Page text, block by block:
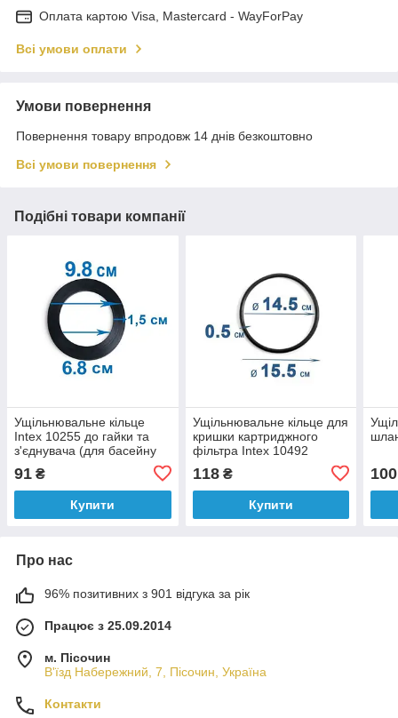
Оплата картою Visa, Mastercard - WayForPay
Всі умови оплати
Умови повернення
Повернення товару впродовж 14 днів безкоштовно
Всі умови повернення
Подібні товари компанії
Ущільнювальне кільце
Intex 10255 до гайки та
з'єднувача (для басейну
91 ₴
Купити
Ущільнювальне кільце для
кришки картриджного
фільтра Intex 10492
118₴
Купити
100
Про нас
96% позитивних з 901 відгука за рік
Працює з 25.09.2014
м. Пісочин
В'їзд Набережний, 7, Пісочин, Україна
Контакти